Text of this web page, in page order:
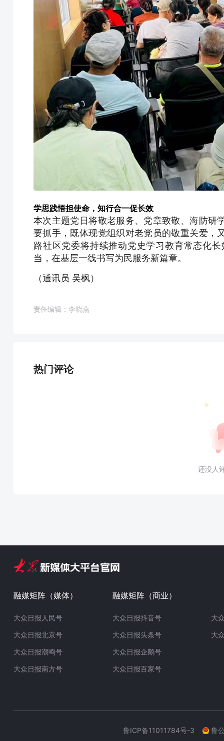
学思践悟担使命，知行合一促长效
本次主题党日将敬老服务、党章致敬、海防研
要抓手，既体现党组织对老党员的敬重关爱，
路社区党委将持续推动党史学习教育常态化
当，在基层一线书写为民服务新篇章。
（通讯员 吴枫）
责任编辑：李晓燕
热门评论
还没人
融媒矩阵（媒体）
大众日报人民号
大众日报北京号
大众日报潮鸣号
大众日报南方号
融媒矩阵（商业）
大众日报抖音号
大众日报头条号
大众日报企鹅号
大众日报百家号
大
大
鲁ICP备11011784号-3 鲁